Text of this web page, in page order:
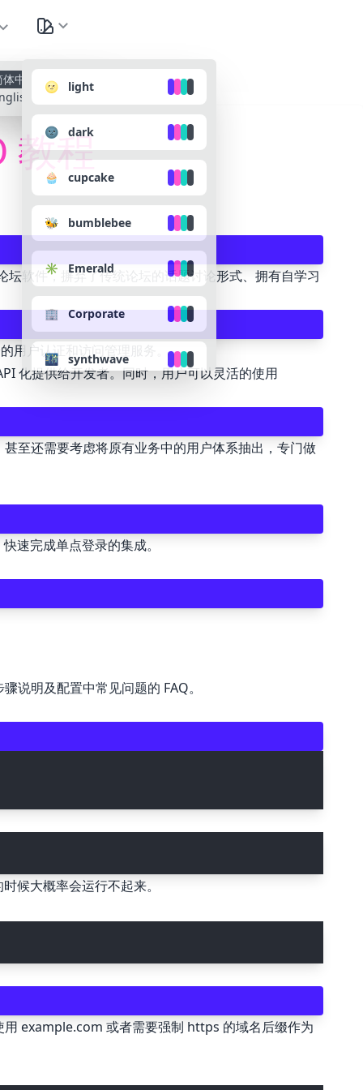
中文
🌝 light
🌚 dark
🧁 cupcake
🐝 bumblebee
✳️ Emerald
🏢 Corporate
🌃 synthwave
👴 retro
🤖 cyberpunk
🎃 halloween
👓 lofi
🧚‍♀️ fantasy
🖨 CMYK
🍁 Autumn
教程
软件，摒弃了传统论坛的话题讨论形式、拥有自学习
用户认证和访问管理服务。
化提供给开发者。同时，用户可以灵活的使用
至还需要考虑将原有业务中的用户体系抽出，专门做
速完成单点登录的集成。
说明及配置中常见问题的 FAQ。
候大概率会运行不起来。
example.com 或者需要强制 https 的域名后缀作为